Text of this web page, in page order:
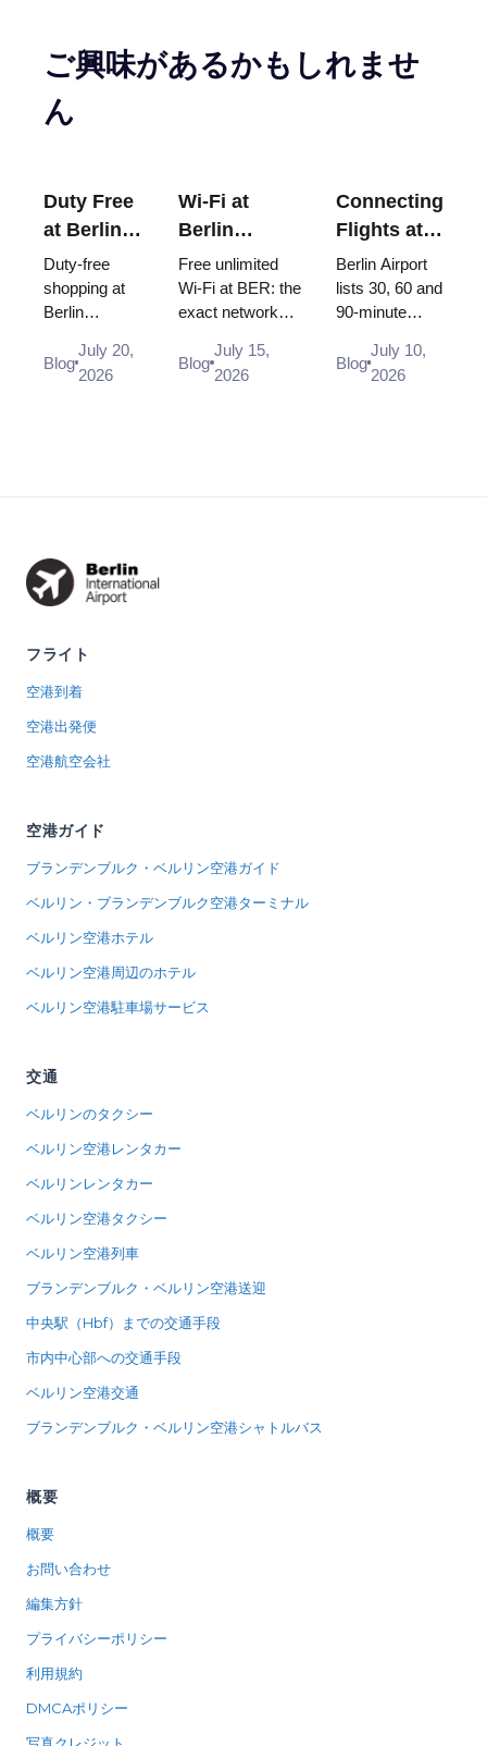
ご興味があるかもしれませ
ん
Duty Free
at Berlin
Airport
(BER):
Shops,
Locations
& Rules
Duty-free
shopping at
Berlin
Airport (BER):
Heinemann
Blog
July 20,
2026
Wi-Fi at
Berlin
Brandenburg
Airport
(BER): Free,
Unlimited
and How to
Free unlimited
Wi-Fi at BER: the
exact network
in, where the
desks and power
Blog
July 15,
2026
Connecting
Flights at
Berlin
Airport
(BER):
Minimum
Connection
Berlin Airport
lists 30, 60 and
90-minute
connection
times, but BER
Blog
July 10,
2026
フライト
空港到着
空港出発便
空港航空会社
空港ガイド
ブランデンブルク・ベルリン空港ガイド
ベルリン・ブランデンブルク空港ターミナル
ベルリン空港ホテル
ベルリン空港周辺のホテル
ベルリン空港駐車場サービス
交通
ベルリンのタクシー
ベルリン空港レンタカー
ベルリンレンタカー
ベルリン空港タクシー
ベルリン空港列車
ブランデンブルク・ベルリン空港送迎
中央駅（Hbf）までの交通手段
市内中心部への交通手段
ベルリン空港交通
ブランデンブルク・ベルリン空港シャトルバス
概要
概要
お問い合わせ
編集方針
プライバシーポリシー
利用規約
DMCAポリシー